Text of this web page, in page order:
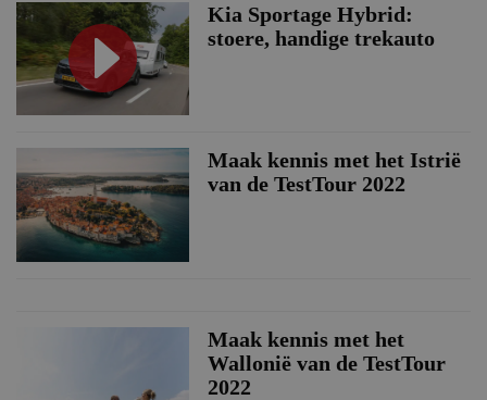
Kia Sportage Hybrid:
stoere, handige trekauto
Maak kennis met het Istrië
van de TestTour 2022
Maak kennis met het
Wallonië van de TestTour
2022